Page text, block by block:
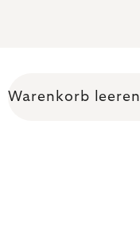
Warenkorb leeren